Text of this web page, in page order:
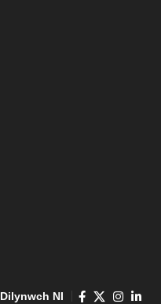
Dilynwch NI